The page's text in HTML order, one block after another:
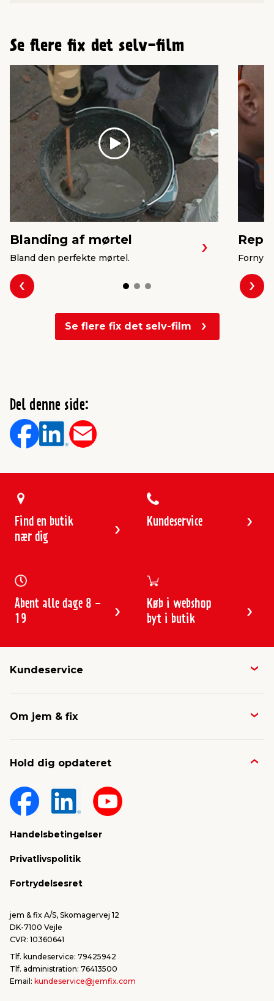
Se flere fix det selv-film
Play
Blanding af mørtel
Bland den perfekte mørtel. Forny
Forrige
Se flere fix det selv-film
Del denne side:
Find en butik
nær dig
Kundeservice
Åbent alle dage 8 -
19
Køb i webshop
byt i butik
Kundeservice
Avisen
Fragt & levering
Om jem & fix
Nyheder & presse
Om jem & fix
Sponsorater & projekter
Hold dig opdateret
Handelsbetingelser
Privatlivspolitik
Fortrydelsesret
jem & fix A/S, Skomagervej 12
DK-7100 Vejle
CVR: 10360641
Tlf. kundeservice: 79425942
Tlf. administration: 76413500
Email: kundeservice@jemfix.com